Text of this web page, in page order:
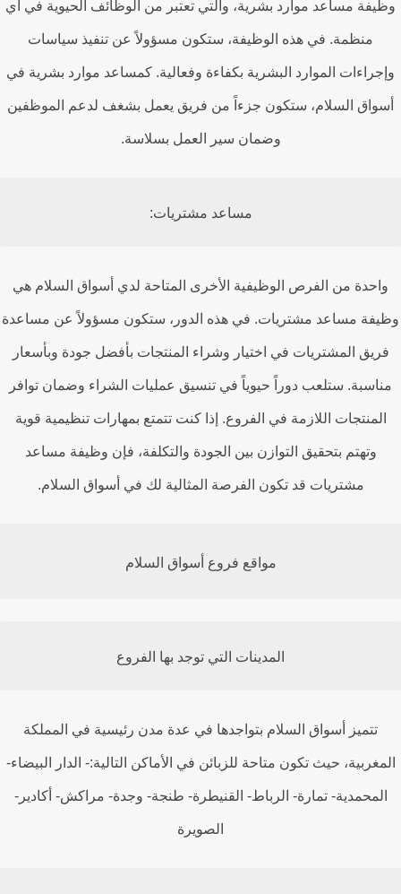
مساعد موارد بشرية، والتي تعتبر من الوظائف الحيوية في أي
منظمة. في هذه الوظيفة، ستكون مسؤولاً عن تنفيذ سياسات
الموارد البشرية بكفاءة وفعالية. كمساعد موارد بشرية في
السلام، ستكون جزءاً من فريق يعمل بشغف لدعم الموظفين
وضمان سير العمل بسلاسة.
مساعد مشتريات:
من الفرص الوظيفية الأخرى المتاحة لدي أسواق السلام هي
مساعد مشتريات. في هذه الدور، ستكون مسؤولاً عن مساعدة
المشتريات في اختيار وشراء المنتجات بأفضل جودة وبأسعار
ستلعب دوراً حيوياً في تنسيق عمليات الشراء وضمان توافر
اللازمة في الفروع. إذا كنت تتمتع بمهارات تنظيمية قوية
وتهتم بتحقيق التوازن بين الجودة والتكلفة، فإن وظيفة مساعد
مشتريات قد تكون الفرصة المثالية لك في أسواق السلام.
مواقع فروع أسواق السلام
المدينات التي توجد بها الفروع
تتميز أسواق السلام بتواجدها في عدة مدن رئيسية في المملكة
حيث تكون متاحة للزبائن في الأماكن التالية:- الدار البيضاء-
تمارة- الرباط- القنيطرة- طنجة- وجدة- مراكش- أكادير-
الصويرة